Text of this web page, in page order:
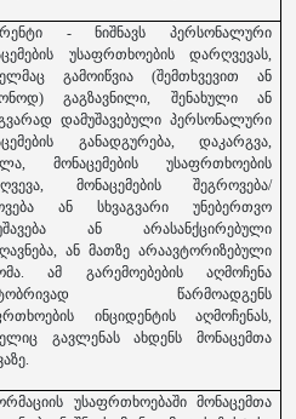
- ნიშნავს პერსონალური
უსაფრთხოების დარღვევას,
გამოიწვია (შემთხვევით ან
გაგზავნილი, შენახული ან
დამუშავებული პერსონალური
განადგურება, დაკარგვა,
მონაცემების უსაფრთხოების
მონაცემების შეგროვება/
ან სხვაგვარი უნებერთვო
ან არასანქცირებული
ან მათზე არაავტორიზებული
ამ გარემოებების აღმოჩენა
წარმოადგენს
ინციდენტის აღმოჩენას,
გავლენას ახდენს მონაცემთა
უსაფრთხოებაში მონაცემთა